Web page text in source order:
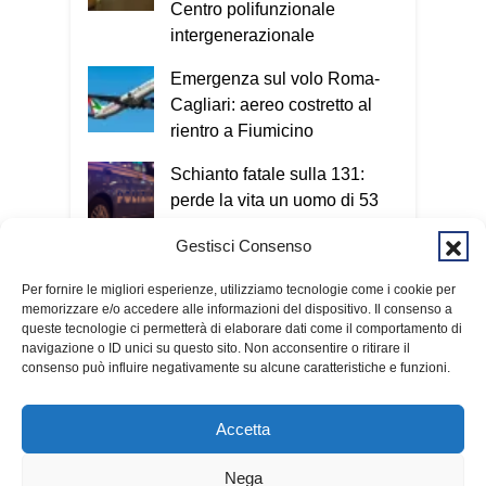
Gestisci Consenso
Per fornire le migliori esperienze, utilizziamo tecnologie come i cookie per
memorizzare e/o accedere alle informazioni del dispositivo. Il consenso a
queste tecnologie ci permetterà di elaborare dati come il comportamento di
navigazione o ID unici su questo sito. Non acconsentire o ritirare il
consenso può influire negativamente su alcune caratteristiche e funzioni.
Accetta
Nega
familiare o chiamare il 112.Oggi le
truffe arrivano sempre più spesso
Esatto. Oggi il criminale non ha più un
volto e può colpire in qualsiasi
momento. Nel Vademecum non uso
termini tecnici, perché quello che conta
è capire il meccanismo: qualunque sia il
metodo utilizzato, l’obiettivo è sempre
entrare nella nostra vita e ottenere
questo invito tutti a scaricare
gratuitamente il Vademecum dal sito
www.infotruffe.com , a condividerlo e a
parlarne con i propri familiari. Una
sa proteggere sé stessa e le persone
Centro polifunzionale
intergenerazionale
Emergenza sul volo Roma-
Cagliari: aereo costretto al
rientro a Fiumicino
Schianto fatale sulla 131:
perde la vita un uomo di 53
bastonate in viale
Sant’Avendrace